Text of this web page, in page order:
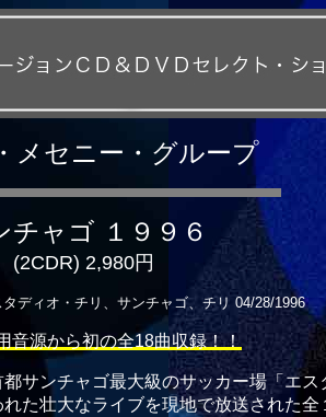
メセニー・グループ
チャゴ １９９６
(2CDR) 2,980円
ディオ・チリ、サンチャゴ、チリ 04/28/1996
音源から初の全18曲収録！！
サンチャゴ最大級のサッカー場「エス
た壮大なライブを現地で放送された全